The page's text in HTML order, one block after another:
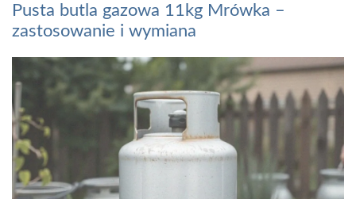
Pusta butla gazowa 11kg Mrówka –
zastosowanie i wymiana